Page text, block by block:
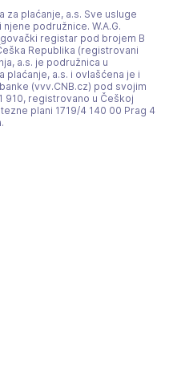
za plaćanje, a.s. Sve usluge
njene podružnice. W.A.G.
registar pod brojem B
Republika (registrovani
a.s. je podružnica u
plaćanje, a.s. i ovlašćena je i
(vvv.CNB.cz) pod svojim
910, registrovano u Češkoj
plani 1719/4 140 00 Prag 4